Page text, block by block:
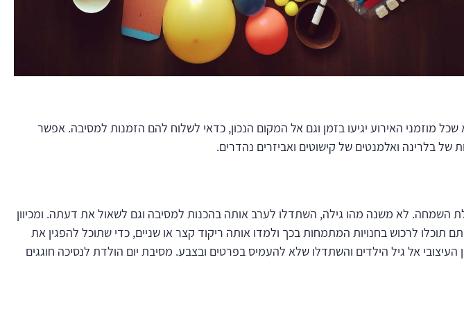
מוזמני האירוע יגיעו בזמן וגם אל המקום הנכון, כדאי לשלוח להם הזמנות למסיבה. אפשר
של בלרינה ואלמנטים של קישוטים ואביזרים נהדרים.
השמחה. לא משנה מהו גילה, השתדלו לערב אותה בהכנות למסיבה וגם לשאול את דעתה. ומכיוון
תוכלו לרכוש בחנויות המתמחות בכך ולמדו אותה ריקוד קצר או שניים, כדי שתוכל להפגין את
העיצובי אל גיל הילדים והשתדלו שלא להעמיס בפרטים ובצבע. מסיבת יום הולדת לנסיכה חוגגים